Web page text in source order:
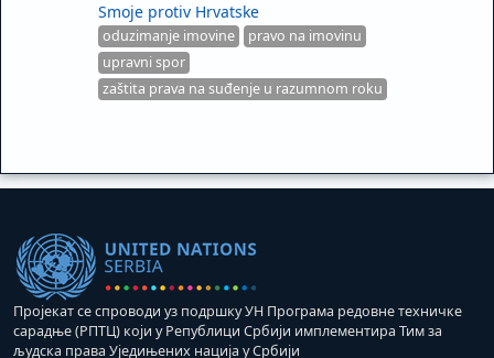
Smoje protiv Hrvatske
oduzimanje imovine
pravo na imovinu
upravni spor
zaštita prava na suđenje u razumnom roku
Пројекат се спроводи уз подршку УН Програма редовне техничке
сарадње (РПТЦ) који у Републици Србији имплементира Тим за
људска права Уједињених нација у Србији